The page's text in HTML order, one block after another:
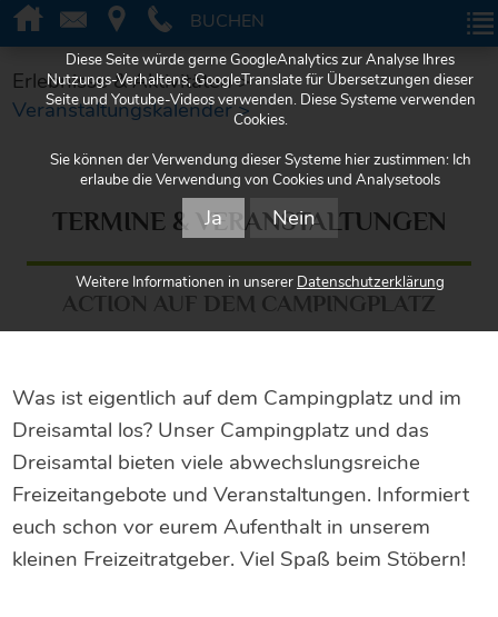
BUCHENBUCHEN
Erlebnisse & Aktivitäten >
Veranstaltungskalender >
TERMINE & VERANSTALTUNGEN
ACTION AUF DEM CAMPINGPLATZ
Was ist eigentlich auf dem Campingplatz und im
Dreisamtal los? Unser Campingplatz und das
Dreisamtal bieten viele abwechslungsreiche
Freizeitangebote und Veranstaltungen. Informiert
euch schon vor eurem Aufenthalt in unserem
kleinen Freizeitratgeber. Viel Spaß beim Stöbern!
Diese Seite würde gerne GoogleAnalytics zur Analyse Ihres
Nutzungs-Verhaltens, GoogleTranslate für Übersetzungen dieser
Seite und Youtube-Videos verwenden. Diese Systeme verwenden
Cookies.
Sie können der Verwendung dieser Systeme hier zustimmen: Ich
erlaube die Verwendung von Cookies und Analysetools
Ja Nein
Weitere Informationen in unserer Datenschutzerklärung